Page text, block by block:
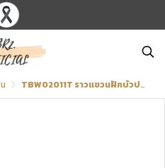
TBW02011T ราวแขวนฝักบัวปรับระดับ (ความยาว:900 มม.)